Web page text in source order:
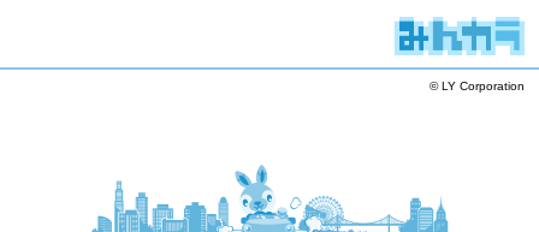
© LY Corporation